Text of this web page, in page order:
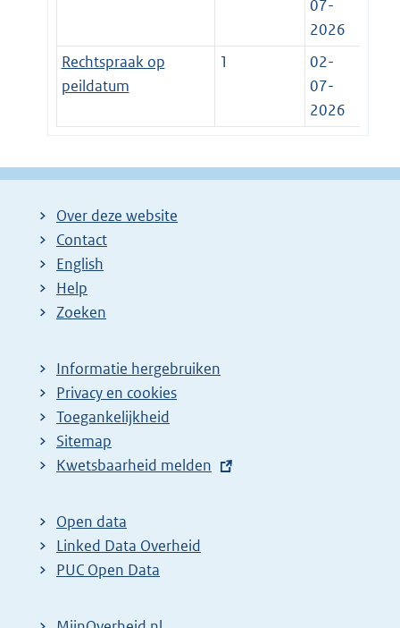
07-
2026
Rechtspraak op
peildatum
1
02-
07-
2026
Over deze website
Contact
English
Help
Zoeken
Informatie hergebruiken
Privacy en cookies
Toegankelijkheid
Sitemap
E
t
e
r
Kwetsbaarheid melden
Open data
Linked Data Overheid
PUC Open Data